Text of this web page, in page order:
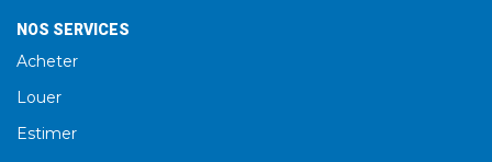
NOS SERVICES
Acheter
Louer
Estimer